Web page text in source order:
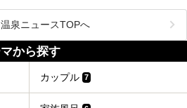
府温泉巡りの参考になればと思います。
別府八湯を巡る体験型イベントで、施設を回
タンプを集めて温泉名人の認定を目指すと
から夜遅くまでやっている地元に根付いた銭
みの大きな施設など様々な形態の温泉があり
多くなるので、好きな温泉から巡って温泉名
てはいかがでしょうか？
泉ニュースTOPへ
から探す
カップル 7